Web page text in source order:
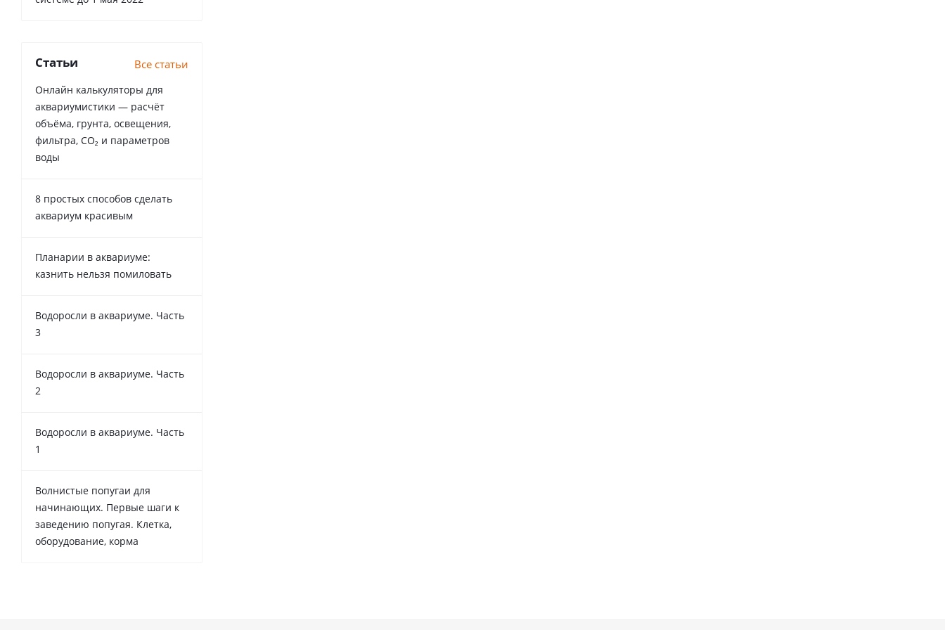
Статьи Все статьи
Онлайн калькуляторы для
аквариумистики — расчёт
объёма, грунта, освещения,
фильтра, CO₂ и параметров
воды
8 простых способов сделать
аквариум красивым
Планарии в аквариуме:
казнить нельзя помиловать
Водоросли в аквариуме. Часть
3
Водоросли в аквариуме. Часть
2
Водоросли в аквариуме. Часть
1
Волнистые попугаи для
начинающих. Первые шаги к
заведению попугая. Клетка,
оборудование, корма